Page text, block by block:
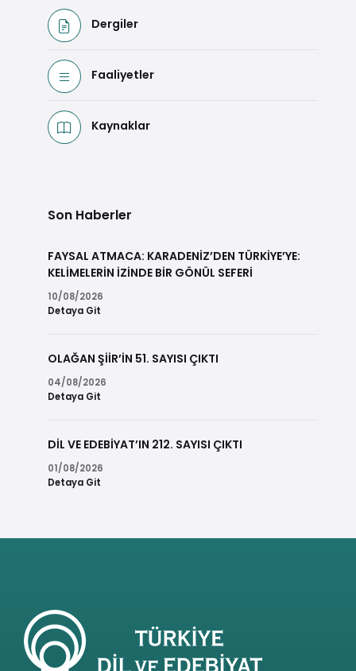
Dergiler
Faaliyetler
Kaynaklar
Son Haberler
FAYSAL ATMACA: KARADENİZ’DEN TÜRKİYE’YE:
KELİMELERİN İZİNDE BİR GÖNÜL SEFERİ
10/08/2026
Detaya Git
OLAĞAN ŞİİR’İN 51. SAYISI ÇIKTI
04/08/2026
Detaya Git
DİL VE EDEBİYAT’IN 212. SAYISI ÇIKTI
01/08/2026
Detaya Git